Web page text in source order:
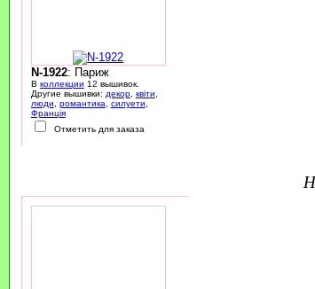
N-1922: Париж
В коллекции 12 вышивок.
Другие вышивки: декор, квіти
люди
романтика силуети
Франція
Отметить для заказа